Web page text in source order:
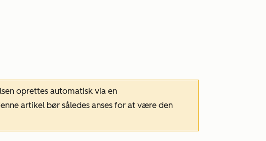
oprettes automatisk via en
artikel bør således anses for at være den